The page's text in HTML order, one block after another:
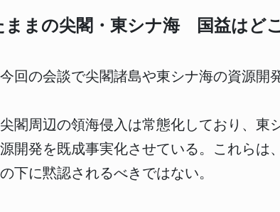
ままの尖閣・東シナ海 国益はど
回の会談で尖閣諸島や東シナ海の資源開
閣周辺の領海侵入は常態化しており、
開発を既成事実化させている。これら
下に黙認されるべきではない。